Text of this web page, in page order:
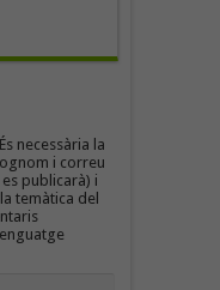
necessària la
i correu
publicarà) i
temàtica del